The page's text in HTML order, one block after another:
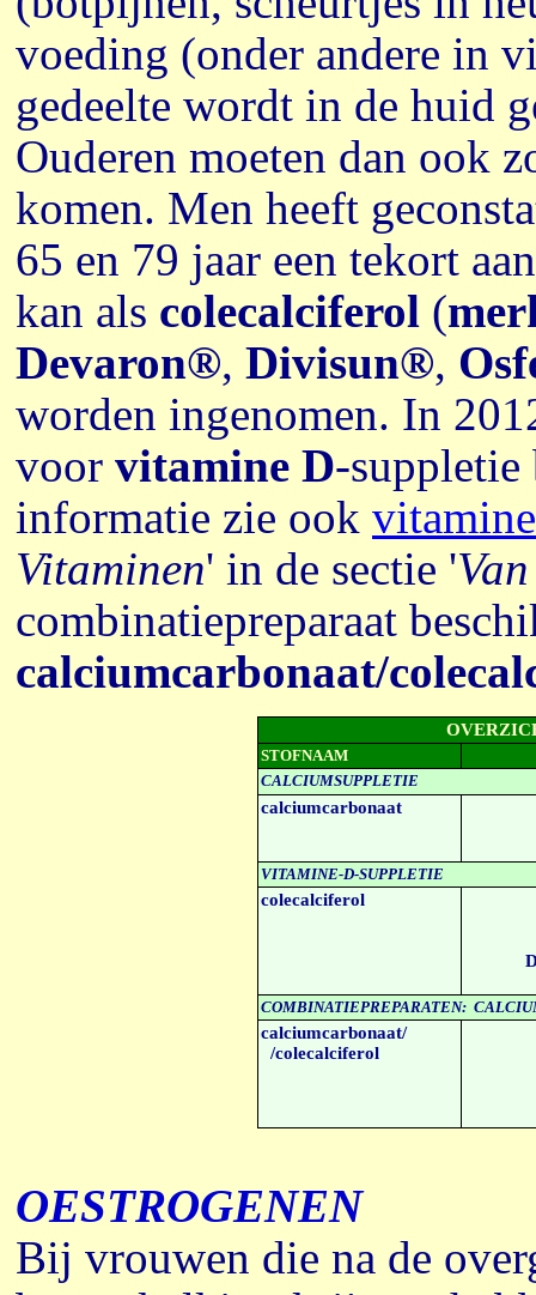
voeding (onder andere in
gedeelte wordt in de huid
Ouderen moeten dan ook
komen. Men heeft
65 en 79 jaar een tekort
kan als colecalciferol (
Devaron®, Divisun®,
worden ingenomen. In
voor vitamine D-suppletie
informatie zie ook
Vitaminen' in de sectie '
combinatiepreparaat
calciumcarbonaat/
STOFNAAM
CALCIUMSUPPLETIE
calciumcarbonaat
VITAMINE-D-SUPPLETIE
colecalciferol
COMBINATIEPREPARATEN:
calciumcarbonaat/
/colecalciferol
OESTROGENEN
Bij vrouwen die na de